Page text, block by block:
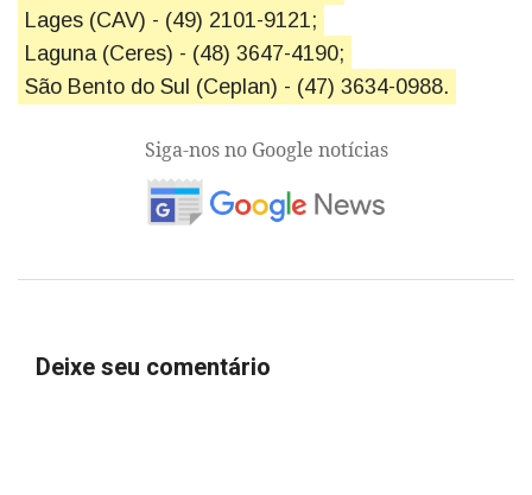
Lages (CAV) - (49) 2101-9121;
Laguna (Ceres) - (48) 3647-4190;
São Bento do Sul (Ceplan) - (47) 3634-0988.
Siga-nos no Google notícias
Deixe seu comentário